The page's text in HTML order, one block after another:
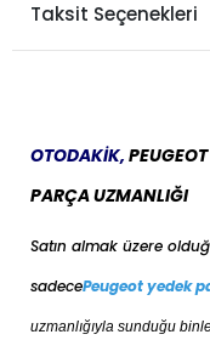
Taksit Seçenekleri
OTODAKİK,
PARÇA UZMANLIĞI
Satın almak üzere
sadecePeugeot yedek
uzmanlığıyla sunduğu